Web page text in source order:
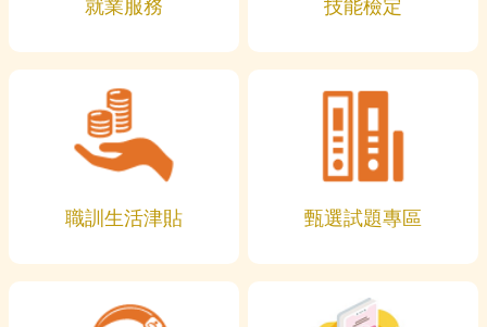
就業服務 技能檢定
職訓生活津貼 甄選試題專區